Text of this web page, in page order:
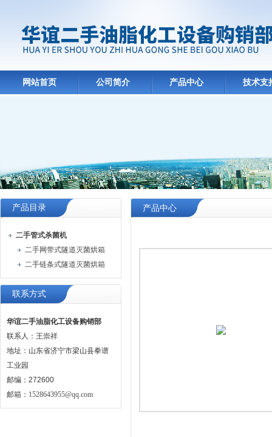
网站首页 公司简介 产品中心 技术支
产品目录
二手管式杀菌机
二手网带式隧道灭菌烘箱
二手链条式隧道灭菌烘箱
联系方式
华谊二手油脂化工设备购销部
联系人：王崇祥
地址：山东省济宁市梁山县拳谱
工业园
邮编：272600
邮箱： 1528643955@qq.com
产品中心